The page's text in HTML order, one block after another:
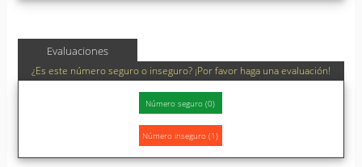
Evaluaciones
¿Es este número seguro o inseguro? ¡Por favor haga una evaluación!